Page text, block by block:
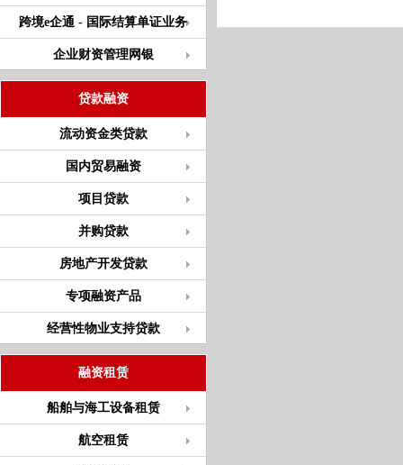
跨境e企通 - 国际结算单证业务
企业财资管理网银
贷款融资
流动资金类贷款
国内贸易融资
项目贷款
并购贷款
房地产开发贷款
专项融资产品
经营性物业支持贷款
融资租赁
船舶与海工设备租赁
航空租赁